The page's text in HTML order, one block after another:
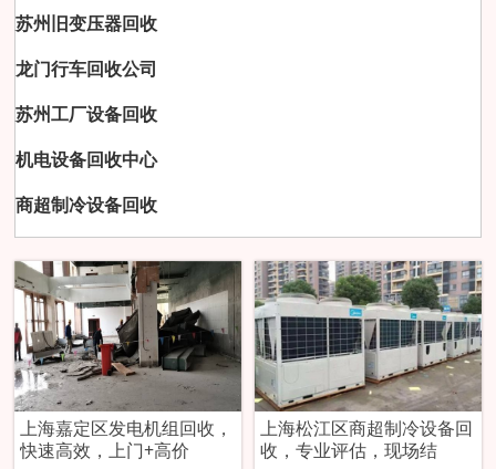
苏州旧变压器回收
龙门行车回收公司
苏州工厂设备回收
机电设备回收中心
商超制冷设备回收
上海嘉定区发电机组回收，
快速高效，上门+高价
上海松江区商超制冷设备回
收，专业评估，现场结